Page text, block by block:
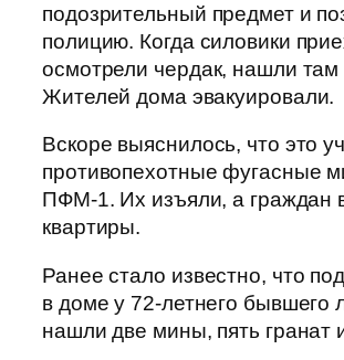
подозрительный предмет и
полицию. Когда силовики
осмотрели чердак, нашли
Жителей дома эвакуировали.
Вскоре выяснилось, что это
противопехотные фугасные
ПФМ-1. Их изъяли, а граждан
квартиры.
Ранее стало известно, что
в доме у 72-летнего бывшего
нашли две мины, пять гранат